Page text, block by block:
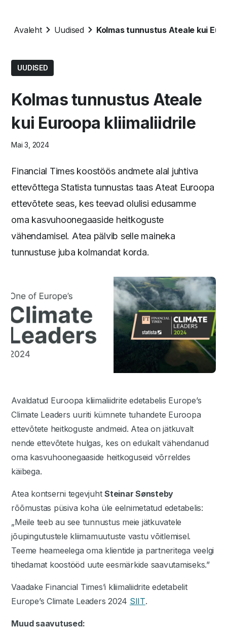
Avaleht Uudised Kolmas tunnustus Ateale kui
UUDISED
Kolmas tunnustus Ateale
kui Euroopa kliimaliidrile
Mai 3, 2024
Financial Times koostöös andmete alal juhtiva
ettevõttega Statista tunnustas taas Ateat Euroopa
ettevõtete seas, kes teevad olulisi edusamme
oma kasvuhoonegaaside heitkoguste
vähendamisel. Atea pälvib selle maineka
tunnustuse juba kolmandat korda.
Avaldatud Euroopa kliimaliidrite edetabelis Europe’s
Climate Leaders uuriti kümnete tuhandete Euroopa
ettevõtete heitkoguste andmeid. Atea on jätkuvalt
nende ettevõtete hulgas, kes on edukalt vähendanud
oma kasvuhoonegaaside heitkoguseid võrreldes
käibega.
Atea kontserni tegevjuhtSteinar Sønsteby
rõõmustas püsiva koha üle eelnimetatud edetabelis:
„Meile teeb au see tunnustus meie jätkuvatele
jõupingutustele kliimamuutuste vastu võitlemisel.
Teeme heameelega oma klientide ja partneritega veelgi
tihedamat koostööd uute eesmärkide saavutamiseks.”
Vaadake Financial Times’i kliimaliidrite edetabelit
Europe’s Climate Leaders 2024 SIIT.
Muud saavutused: